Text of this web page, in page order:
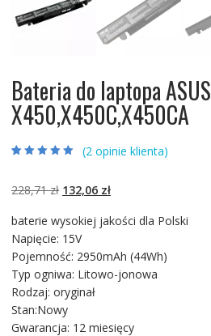
Bateria do laptopa ASUS
X450,X450C,X450CA
podstawie
klientów
(2opinie klienta)
228,71zł Pierwotna
wynosiła:
228,71 zł.
132,06 złAktualna
wynosi:
baterie wysokiej jakości dla Polski
Napięcie: 15V
Pojemność: 2950mAh (44Wh)
Typ ogniwa: Litowo-jonowa
Rodzaj: oryginał
Stan:Nowy
Gwarancja: 12 miesięcy